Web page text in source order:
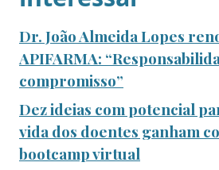
Dr. João Almeida Lopes
APIFARMA:
compromisso”
Dez ideias com potencial
vida dos doentes ganham
bootcamp virtual